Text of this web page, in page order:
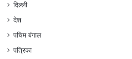
दिल्ली
देश
पचिम बंगाल
पत्रिका